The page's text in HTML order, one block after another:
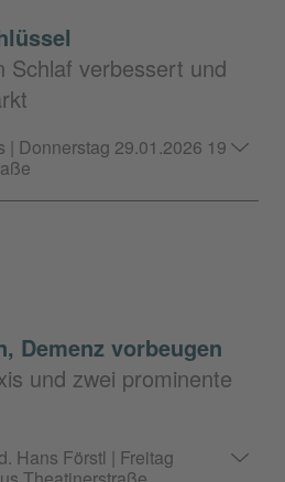
Schlaf verbessert und
| Donnerstag 29.01.2026 19
Demenz vorbeugen
und zwei prominente
Hans Förstl | Freitag